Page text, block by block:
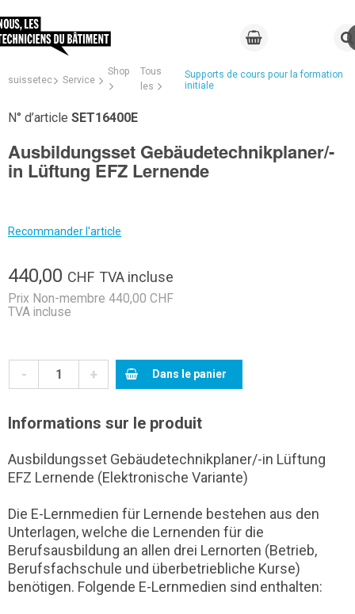
suissetec Service
Shop
Tous
les
Supports de cours pour la formation
initiale
N° d’article SET16400E
Ausbildungsset Gebäudetechnikplaner/-
in Lüftung EFZ Lernende
Recommander l'article
440,00 CHF TVA incluse
Prix Non-membre 440,00 CHF
TVA incluse
- + Dans le panier
Informations sur le produit
Ausbildungsset Gebäudetechnikplaner/-in Lüftung
EFZ Lernende (Elektronische Variante)
Die E-Lernmedien für Lernende bestehen aus den
Unterlagen, welche die Lernenden für die
Berufsausbildung an allen drei Lernorten (Betrieb,
Berufsfachschule und überbetriebliche Kurse)
benötigen. Folgende E-Lernmedien sind enthalten: